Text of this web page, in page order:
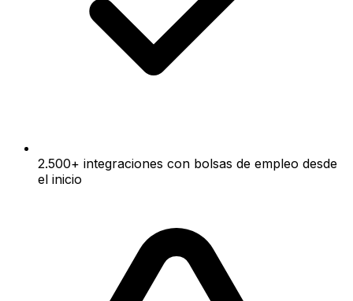
2.500+ integraciones con bolsas de empleo desde
el inicio